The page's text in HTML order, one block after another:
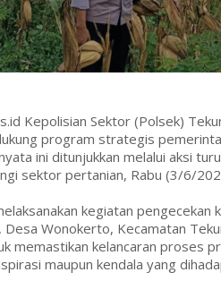
Kepolisian Sektor (Polsek)
program strategis
ini ditunjukkan melalui aksi
sektor pertanian, Rabu (3/6/
kegiatan pengecekan
Wonokerto, Kecamatan
memastikan kelancaran proses
maupun kendala yang